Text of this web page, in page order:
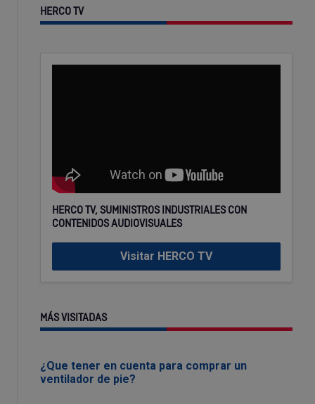
HERCO TV
HERCO TV, SUMINISTROS INDUSTRIALES CON
CONTENIDOS AUDIOVISUALES
Visitar HERCO TV
MÁS VISITADAS
¿Que tener en cuenta para comprar un
ventilador de pie?